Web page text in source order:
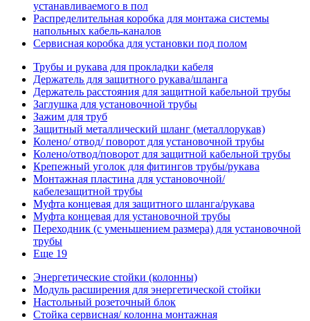
устанавливаемого в пол
Распределительная коробка для монтажа системы
напольных кабель-каналов
Сервисная коробка для установки под полом
Трубы и рукава для прокладки кабеля
Держатель для защитного рукава/шланга
Держатель расстояния для защитной кабельной трубы
Заглушка для установочной трубы
Зажим для труб
Защитный металлический шланг (металлорукав)
Колено/ отвод/ поворот для установочной трубы
Колено/отвод/поворот для защитной кабельной трубы
Крепежный уголок для фитингов трубы/рукава
Монтажная пластина для установочной/
кабелезащитной трубы
Муфта концевая для защитного шланга/рукава
Муфта концевая для установочной трубы
Переходник (с уменьшением размера) для установочной
трубы
Еще 19
Энергетические стойки (колонны)
Модуль расширения для энергетической стойки
Настольный розеточный блок
Стойка сервисная/ колонна монтажная